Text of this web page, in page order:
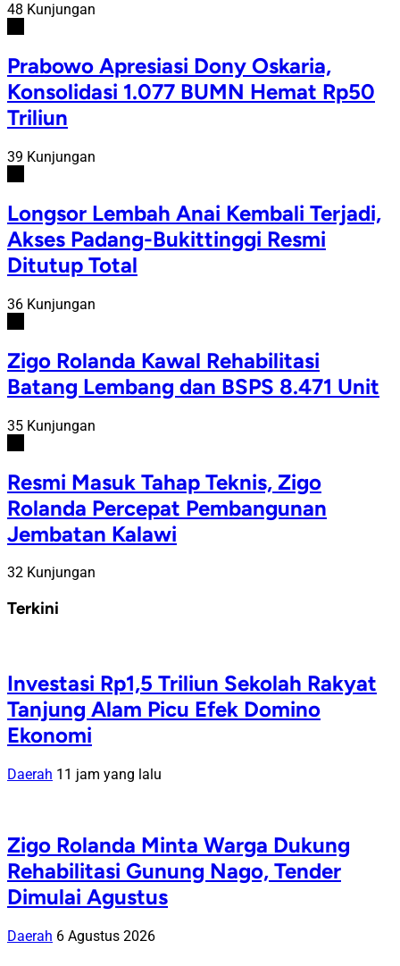
48 Kunjungan
Prabowo Apresiasi Dony Oskaria,
Konsolidasi 1.077 BUMN Hemat Rp50
Triliun
39 Kunjungan
Longsor Lembah Anai Kembali Terjadi,
Akses Padang-Bukittinggi Resmi
Ditutup Total
36 Kunjungan
Zigo Rolanda Kawal Rehabilitasi
Batang Lembang dan BSPS 8.471 Unit
35 Kunjungan
Resmi Masuk Tahap Teknis, Zigo
Rolanda Percepat Pembangunan
Jembatan Kalawi
32 Kunjungan
Terkini
Investasi Rp1,5 Triliun Sekolah Rakyat
Tanjung Alam Picu Efek Domino
Ekonomi
Daerah 11 jam yang lalu
Zigo Rolanda Minta Warga Dukung
Rehabilitasi Gunung Nago, Tender
Dimulai Agustus
Daerah 6 Agustus 2026